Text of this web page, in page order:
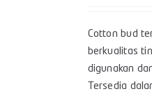
Cotton bud
berkualitas
digunakan
Tersedia